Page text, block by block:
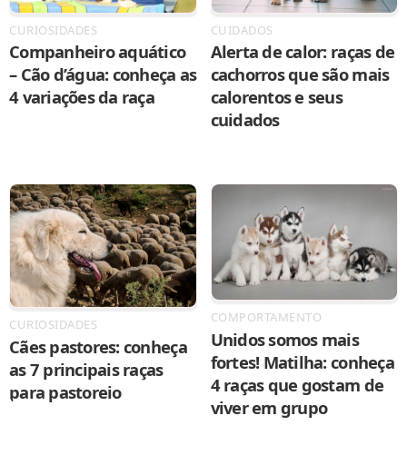
CURIOSIDADES
Companheiro aquático
– Cão d’água: conheça as
4 variações da raça
CUIDADOS
Alerta de calor: raças de
cachorros que são mais
calorentos e seus
cuidados
CURIOSIDADES
Cães pastores: conheça
as 7 principais raças
para pastoreio
COMPORTAMENTO
Unidos somos mais
fortes! Matilha: conheça
4 raças que gostam de
viver em grupo